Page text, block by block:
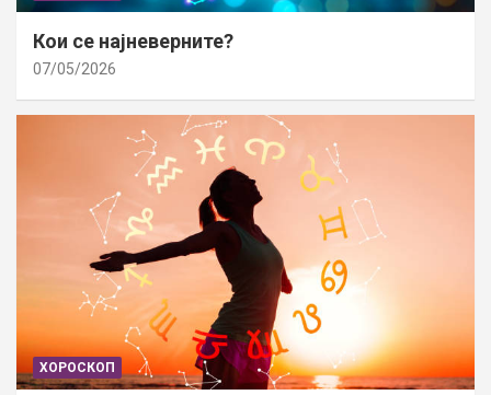
Кои се најневерните?
07/05/2026
ХОРОСКОП